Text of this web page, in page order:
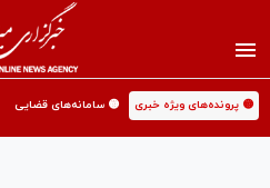
🟡 پرونده‌های ویژه خبری 🟡 سامانه‌های قضایی